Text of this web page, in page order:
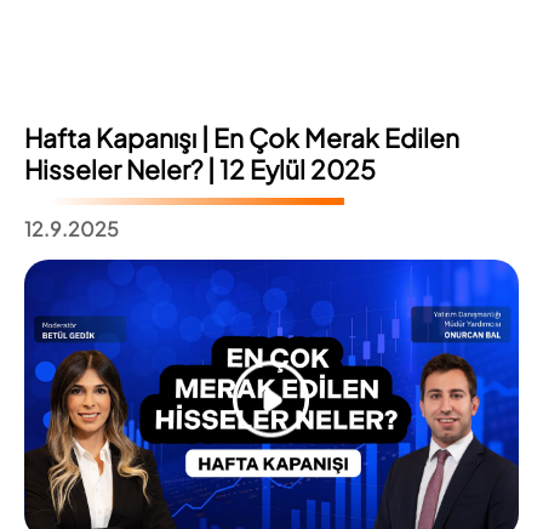
Hafta Kapanışı | En Çok Merak Edilen
Hisseler Neler? | 12 Eylül 2025
12.9.2025